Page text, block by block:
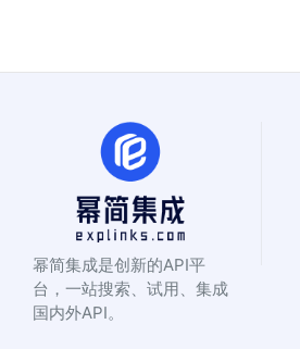
幂简集成是创新的API平
台，一站搜索、试用、集成
国内外API。